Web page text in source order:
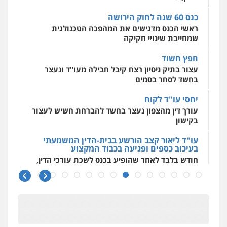
כנס 60 שנה לחוק הירושה
ראשי הכנס מדגישים את המהפכה הטכנולגית
שמחייבת שינויי חקיקה
חפץ חשוד
עצור בתיק ניסיון רצח קיבל חבילה מעו"ד ונעצר
בחשד לסחר בסמים
יחסי עו"ד לקוח
עורך דין מהצפון נעצר בחשד להברחת חשיש לעצור
בקישון
עו"ד ליאור קצב הורשע בבית-הדין המשמעתי
בעיכוב כספים ופגיעה בכבוד המקצוע
חודש בלבד לאחר שהופיע בכנס לשכת עורכי הדין,
קצב הורשע